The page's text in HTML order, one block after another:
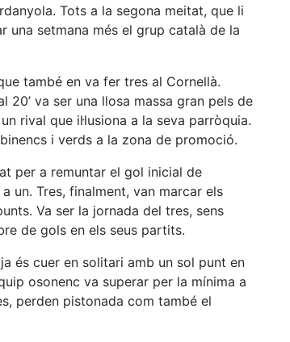
Tots a la segona meitat, que li
una setmana més el grup català de la
també en va fer tres al Cornellà.
20’ va ser una llosa massa gran pels de
rival que il·lusiona a la seva parròquia.
i verds a la zona de promoció.
per a remuntar el gol inicial de
un. Tres, finalment, van marcar els
Va ser la jornada del tres, sens
de gols en els seus partits.
és cuer en solitari amb un sol punt en
osonenc va superar per la mínima a
perden pistonada com també el
Aquestes
cookies no
són